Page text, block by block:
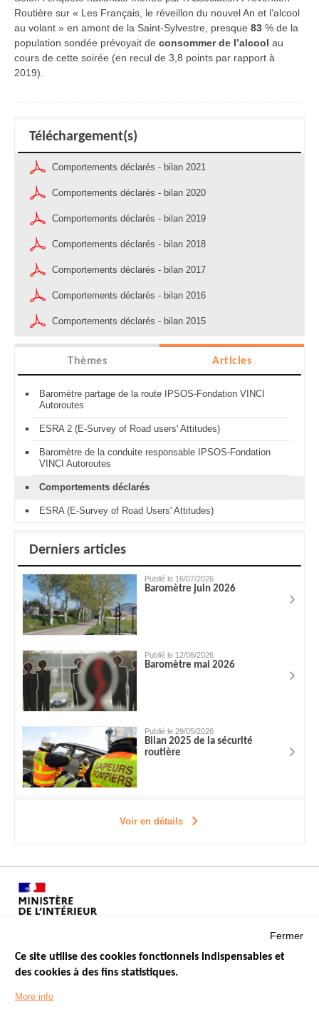
Routière sur « Les Français, le réveillon du nouvel An et l’alcool
au volant » en amont de la Saint-Sylvestre, presque 83 % de la
population sondée prévoyait de consommer de l’alcool au
cours de cette soirée (en recul de 3,8 points par rapport à
2019).
Téléchargement(s)
Comportements déclarés - bilan 2021
Comportements déclarés - bilan 2020
Comportements déclarés - bilan 2019
Comportements déclarés - bilan 2018
Comportements déclarés - bilan 2017
Comportements déclarés - bilan 2016
Comportements déclarés - bilan 2015
Thèmes Articles
Baromètre partage de la route IPSOS-Fondation VINCI
Autoroutes
ESRA 2 (E-Survey of Road users' Attitudes)
Baromètre de la conduite responsable IPSOS-Fondation
VINCI Autoroutes
Comportements déclarés
ESRA (E-Survey of Road Users' Attitudes)
Derniers articles
Publié le 16/07/2026
Baromètre juin 2026
Publié le 12/06/2026
Baromètre mai 2026
Publié le 29/05/2026
Bilan 2025 de la sécurité
routière
Voir en détails
Menu
Footer
LES SITES PUBLICS
Fermer
Ce site utilise des cookies fonctionnels indispensables et
des cookies à des fins statistiques.
More info